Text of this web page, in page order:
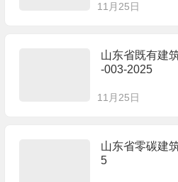
11月25日
山东省既有建
-003-2025
11月25日
山东省零碳建
5